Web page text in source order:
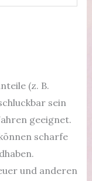
(z. B.
sein
geeignet.
scharfe
und anderen